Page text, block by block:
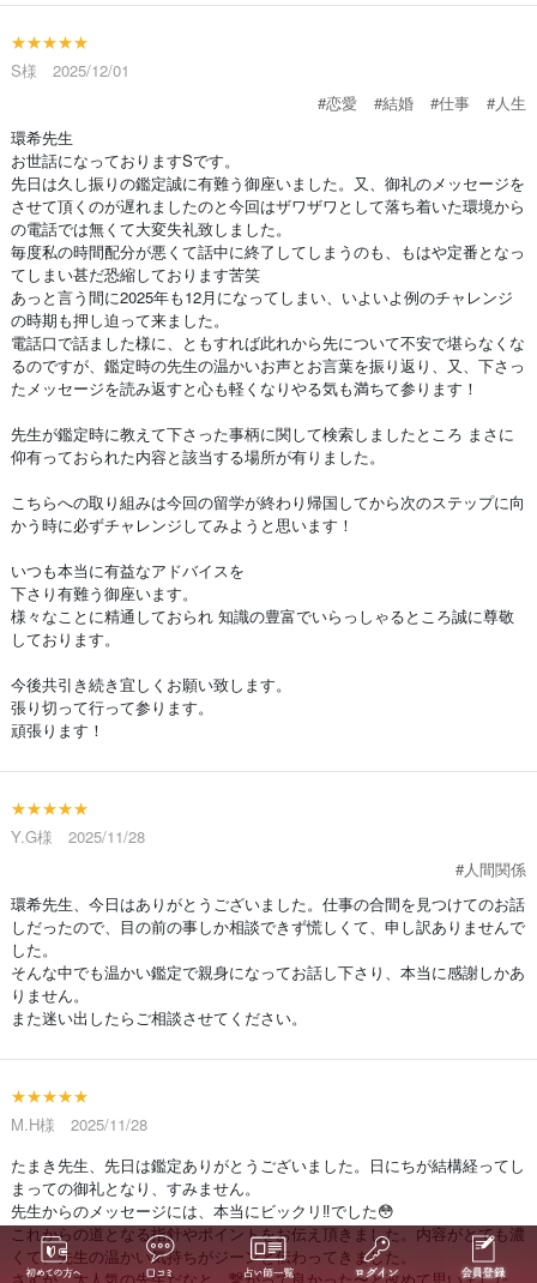
★★★★★
S様 2025/12/01
#恋愛
#結婚 #仕事
#人生
環希先生
お世話になっておりますSです。
先日は久し振りの鑑定誠に有難う御座いました。又、御礼のメッセージを
させて頂くのが遅れましたのと今回はザワザワとして落ち着いた環境から
の電話では無くて大変失礼致しました。
毎度私の時間配分が悪くて話中に終了してしまうのも、もはや定番となっ
てしまい甚だ恐縮しております苦笑
あっと言う間に2025年も12月になってしまい、いよいよ例のチャレンジ
の時期も押し迫って来ました。
電話口で話ました様に、ともすれば此れから先について不安で堪らなくな
るのですが、鑑定時の先生の温かいお声とお言葉を振り返り、又、下さっ
たメッセージを読み返すと心も軽くなりやる気も満ちて参ります！
先生が鑑定時に教えて下さった事柄に関して検索しましたところ まさに
仰有っておられた内容と該当する場所が有りました。
こちらへの取り組みは今回の留学が終わり帰国してから次のステップに向
かう時に必ずチャレンジしてみようと思います！
いつも本当に有益なアドバイスを
下さり有難う御座います。
様々なことに精通しておられ 知識の豊富でいらっしゃるところ誠に尊敬
しております。
今後共引き続き宜しくお願い致します。
張り切って行って参ります。
頑張ります！
★★★★★
Y.G様 2025/11/28
#人間関係
環希先生、今日はありがとうございました。仕事の合間を見つけてのお話
しだったので、目の前の事しか相談できず慌しくて、申し訳ありませんで
した。
そんな中でも温かい鑑定で親身になってお話し下さり、本当に感謝しかあ
りません。
また迷い出したらご相談させてください。
★★★★★
M.H様 2025/11/28
たまき先生、先日は鑑定ありがとうございました。日にちが結構経ってし
まっての御礼となり、すみません。
先生からのメッセージには、本当にビックリ‼️でした😳
これからの道となる指針やポイントをお伝え頂きました。内容がとても濃
くて、先生の温かい気持ちがジーンと伝わってきました。